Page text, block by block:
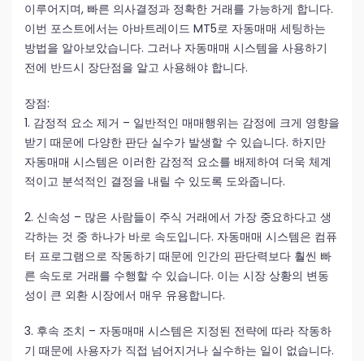
이루어지며, 빠른 의사결정과 정확한 거래를 가능하게 합니다.
이번 포스트에서는 아바트레이드 MT5로 자동매매 세팅하는
방법을 알아보았습니다. 그러나 자동매매 시스템을 사용하기
전에 반드시 장단점을 알고 사용해야 합니다.
장점:
1. 감정적 요소 제거 – 일반적인 매매행위는 감정에 크게 영향을
받기 때문에 다양한 판단 실수가 발생할 수 있습니다. 하지만
자동매매 시스템은 이러한 감정적 요소를 배제하여 더욱 체계
적이고 분석적인 결정을 내릴 수 있도록 도와줍니다.
2. 신속성 – 많은 사람들이 주식 거래에서 가장 중요하다고 생
각하는 것 중 하나가 바로 속도입니다. 자동매매 시스템은 컴퓨
터 프로그램으로 작동하기 때문에 인간의 판단력보다 훨씬 빠
른 속도로 거래를 수행할 수 있습니다. 이는 시장 상황의 변동
성이 큰 외환 시장에서 매우 유용합니다.
3. 후속 조치 – 자동매매 시스템은 지정된 전략에 따라 작동하
기 때문에 사용자가 직접 넘어지거나 실수하는 일이 없습니다.